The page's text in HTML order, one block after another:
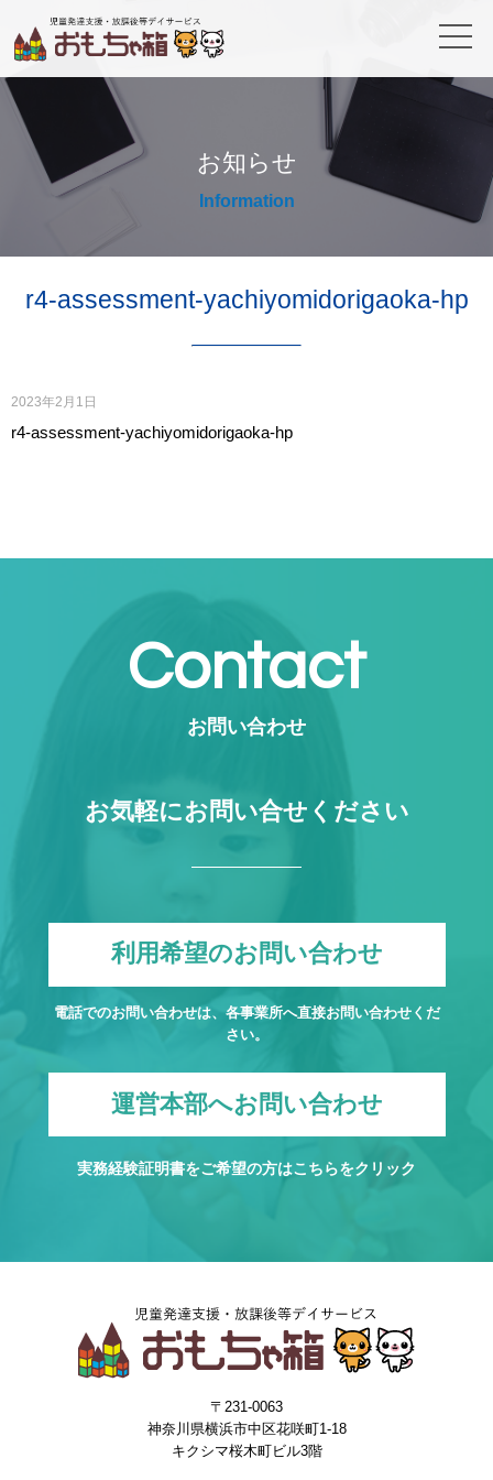
お知らせ
Information
r4-assessment-yachiyomidorigaoka-hp
2023年2月1日
r4-assessment-yachiyomidorigaoka-hp
Contact
お問い合わせ
お気軽にお問い合せください
利用希望のお問い合わせ
電話でのお問い合わせは、各事業所へ直接お問い合わせくだ
さい。
運営本部へお問い合わせ
実務経験証明書をご希望の方はこちらをクリック
〒231-0063
神奈川県横浜市中区花咲町1-18
キクシマ桜木町ビル3階